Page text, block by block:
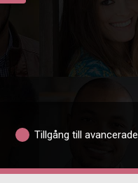
Tillgång till